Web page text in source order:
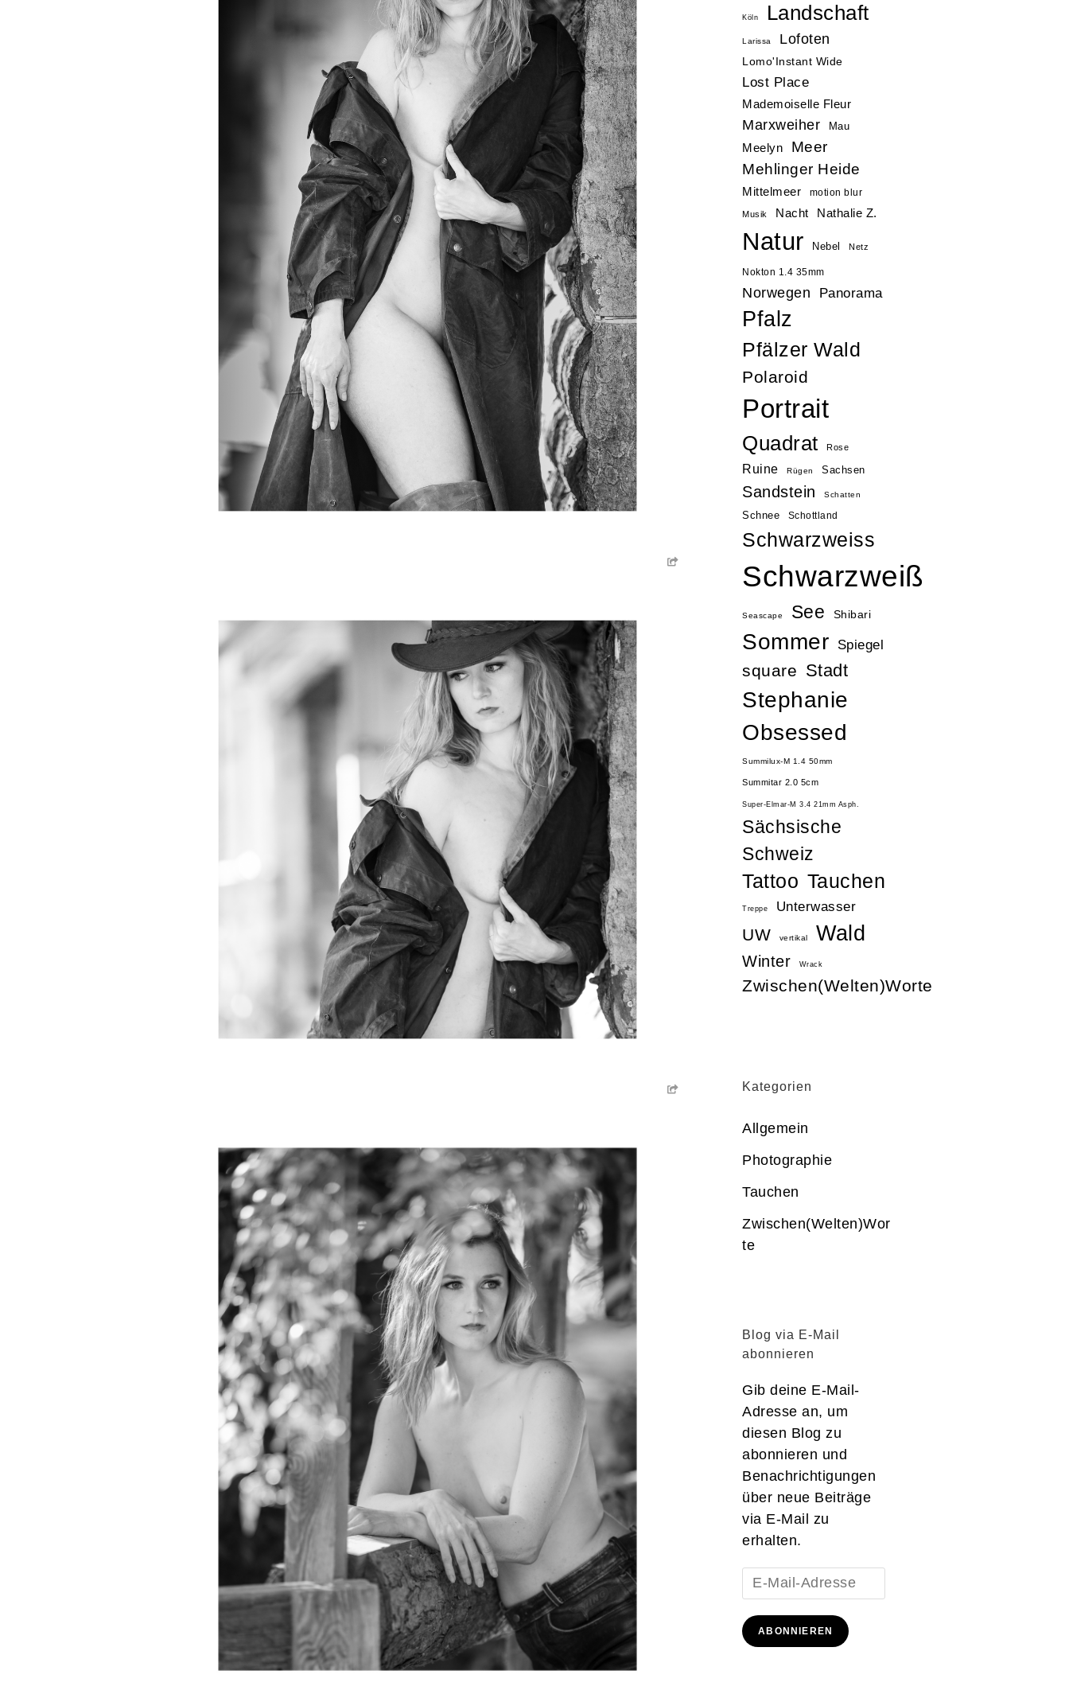
Köln Landschaft
Larissa Lofoten
Lomo'Instant Wide
Lost Place
Mademoiselle Fleur
Marxweiher Mau
Meelyn
Meer
Mehlinger Heide
Mittelmeer motion blur
Musik Nacht Nathalie Z.
Natur Nebel Netz
Nokton 1.4 35mm
Norwegen Panorama
Pfalz
Pfälzer Wald
Polaroid
Portrait
Quadrat Rose
Ruine Rügen Sachsen
Sandstein Schatten
Schnee Schottland
Schwarzweiss
Schwarzweiß
Seascape See Shibari
Sommer Spiegel
square Stadt
Stephanie
Obsessed
Summilux-M 1.4 50mm
Summitar 2.0 5cm
Super-Elmar-M 3.4 21mm Asph.
Sächsische
Schweiz
Tattoo Tauchen
Treppe Unterwasser
UW vertikal Wald
Winter Wrack
Zwischen(Welten)Worte
Kategorien
Allgemein
Photographie
Tauchen
Zwischen(Welten)Wor
te
Blog via E-Mail
abonnieren
Gib deine E-Mail-
Adresse an, um
diesen Blog zu
abonnieren und
Benachrichtigungen
über neue Beiträge
via E-Mail zu
erhalten.
E-
Mail-
Adresse
ABONNIEREN